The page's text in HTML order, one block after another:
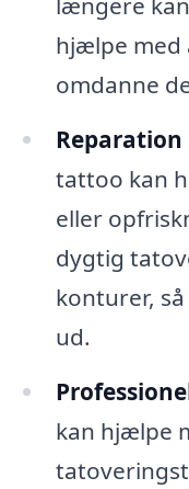
hjælpe med
omdanne
Reparation
tattoo kan
eller
dygtig
konturer,
ud.
kan hjælpe